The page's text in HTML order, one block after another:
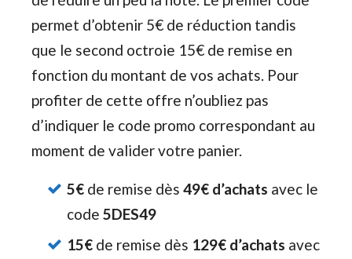
permet d’obtenir 5€ de réduction tandis
que le second octroie 15€ de remise en
fonction du montant de vos achats. Pour
profiter de cette offre n’oubliez pas
d’indiquer le code promo correspondant au
moment de valider votre panier.
5€ de remise dès 49€ d’achats avec le
code 5DES49
15€ de remise dès 129€ d’achats avec